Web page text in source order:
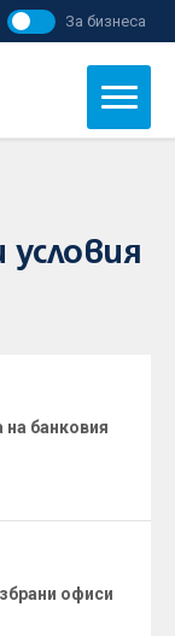
За бизнеса
банковия
офиси